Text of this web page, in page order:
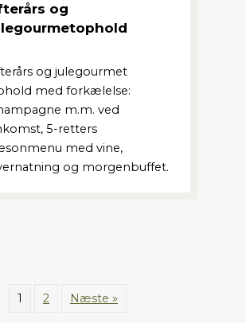
og
og julegourmet
med forkælelse:
m.m. ved
5-retters
med vine,
og morgenbuffet.
1 2 Næste »